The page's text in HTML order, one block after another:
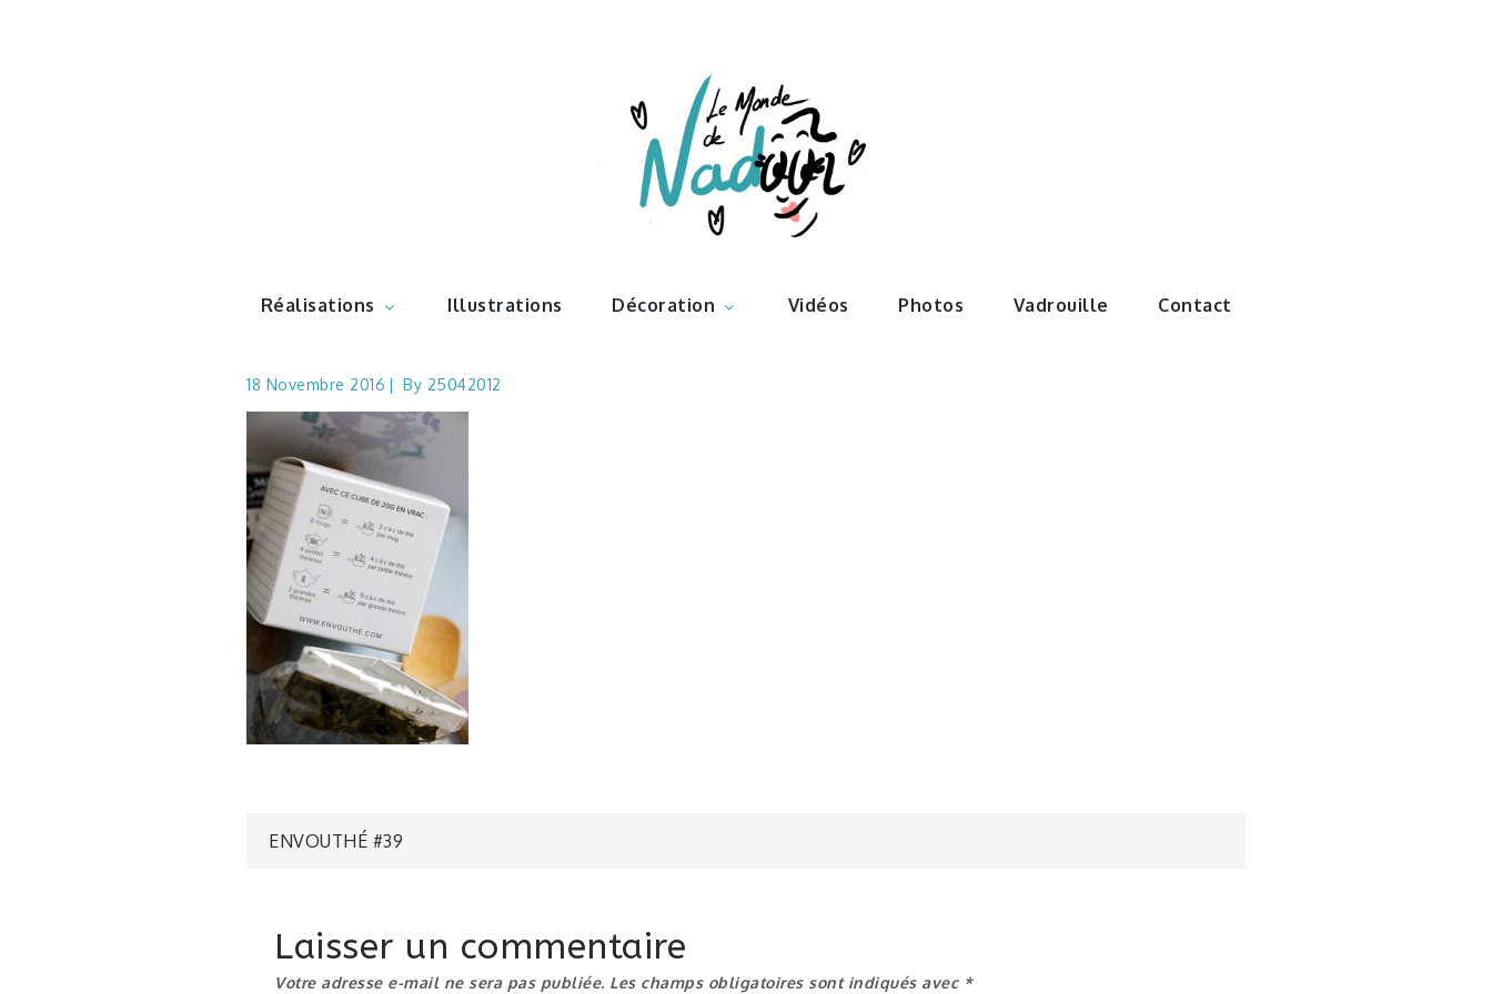
Illustrations – le monde de
Nadoo
Réalisations Illustrations Décoration Vidéos Photos Vadrouille Contact
18 Novembre 2016 By 25042012
Navigation
l’article
ENVOUTHÉ #39
Laisser un commentaire
Votre adresse e-mail ne sera pas publiée. Les champs obligatoires sont indiqués avec *